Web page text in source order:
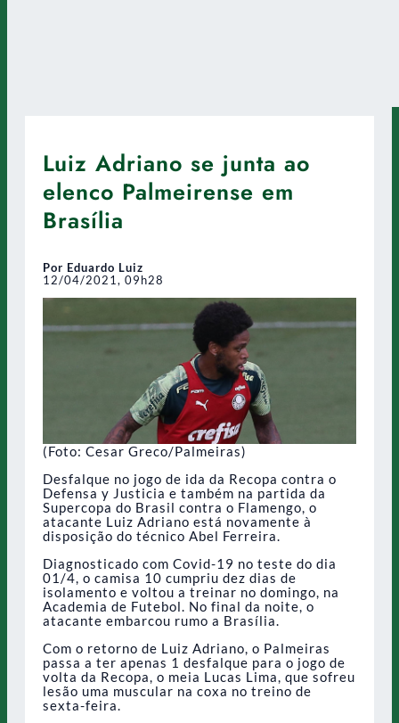
Luiz Adriano se junta ao
elenco Palmeirense em
Brasília
Por Eduardo Luiz
12/04/2021, 09h28
(Foto: Cesar Greco/Palmeiras)
Desfalque no jogo de ida da Recopa contra o
Defensa y Justicia e também na partida da
Supercopa do Brasil contra o Flamengo, o
atacante Luiz Adriano está novamente à
disposição do técnico Abel Ferreira.
Diagnosticado com Covid-19 no teste do dia
01/4, o camisa 10 cumpriu dez dias de
isolamento e voltou a treinar no domingo, na
Academia de Futebol. No final da noite, o
atacante embarcou rumo a Brasília.
Com o retorno de Luiz Adriano, o Palmeiras
passa a ter apenas 1 desfalque para o jogo de
volta da Recopa, o meia Lucas Lima, que sofreu
lesão uma muscular na coxa no treino de
sexta-feira.